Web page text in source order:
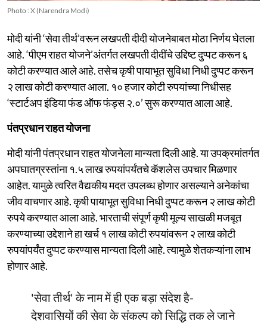
Photo : X (Narendra Modi)
मोदी यांनी ‘सेवा तीर्थ’वरून लखपती दीदी योजनेबाबत मोठा निर्णय घेतला
आहे. ‘पीएम राहत योजने’अंतर्गत लखपती दीदींचे उद्दिष्ट दुप्पट करून ६
कोटी करण्यात आले आहे. तसेच कृषी पायाभूत सुविधा निधी दुप्पट करून
२ लाख कोटी करण्यात आला. १० हजार कोटी रुपयांच्या निधीसह
‘स्टार्टअप इंडिया फंड ऑफ फंड्स २.०’ सुरू करण्यात आला आहे.
पंतप्रधान राहत योजना
मोदी यांनी पंतप्रधान राहत योजनेला मान्यता दिली आहे. या उपक्रमांतर्गत
अपघातग्रस्तांना १.५ लाख रुपयांपर्यंतचे कॅशलेस उपचार मिळणार
आहेत. यामुळे त्वरित वैद्यकीय मदत उपलब्ध होणार असल्याने अनेकांचा
जीव वाचणार आहे. कृषी पायाभूत सुविधा निधी दुप्पट करून २ लाख कोटी
रुपये करण्यात आला आहे. भारताची संपूर्ण कृषी मूल्य साखळी मजबूत
करण्याच्या उद्देशाने हा खर्च १ लाख कोटी रुपयांवरून २ लाख कोटी
रुपयांपर्यंत दुप्पट करण्यास मान्यता दिली आहे. त्यामुळे शेतकऱ्यांना लाभ
होणार आहे.
'सेवा तीर्थ' के नाम में ही एक बड़ा संदेश है-
देशवासियों की सेवा के संकल्प को सिद्धि तक ले जाने